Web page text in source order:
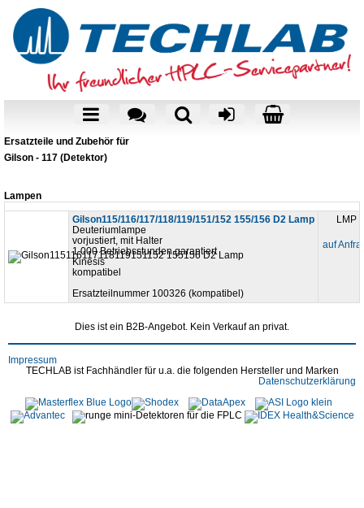
Ersatzteile und Zubehör für
Gilson - 117 (Detektor)
Lampen
Gilson115/116/117/118/119/151/152 155/156 D2 Lamp
Deuteriumlampe
vorjustiert, mit Halter
1.000 Betriebsstunden garantiert
Kinesis
kompatibel
Ersatzteilnummer 100326 (kompatibel)
LMP
auf
Dies ist ein B2B-Angebot. Kein Verkauf an privat.
Impressum
TECHLAB ist Fachhändler für u.a. die folgenden Hersteller und Marken
Datenschutzerklärung